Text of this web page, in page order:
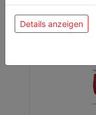
Details anzeigen